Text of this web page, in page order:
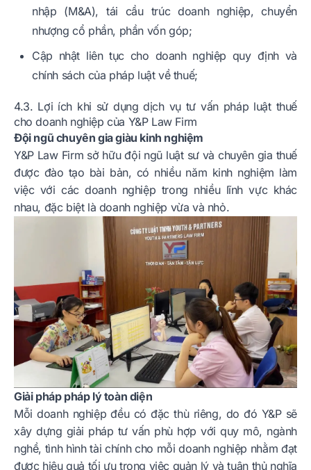
nhập (M&A), tái cầu trúc doanh nghiệp, chuyển
nhượng cổ phần, phần vốn góp;
Cập nhật liên tục cho doanh nghiệp quy định và
chính sách của pháp luật về thuế;
4.3. Lợi ích khi sử dụng dịch vụ tư vấn pháp luật thuế
cho doanh nghiệp của Y&P Law Firm
Đội ngũ chuyên gia giàu kinh nghiệm
Y&P Law Firm sở hữu đội ngũ luật sư và chuyên gia thuế
được đào tạo bài bản, có nhiều năm kinh nghiệm làm
việc với các doanh nghiệp trong nhiều lĩnh vực khác
nhau, đặc biệt là doanh nghiệp vừa và nhỏ.
Giải pháp pháp lý toàn diện
Mỗi doanh nghiệp đều có đặc thù riêng, do đó Y&P sẽ
xây dựng giải pháp tư vấn phù hợp với quy mô, ngành
nghề, tình hình tài chính cho mỗi doanh nghiệp nhằm đạt
được hiệu quả tối ưu trong việc quản lý và tuân thủ nghĩa